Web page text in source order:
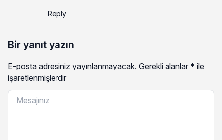
Reply
Bir yanıt yazın
E-posta adresiniz yayınlanmayacak. Gerekli alanlar * ile
işaretlenmişlerdir